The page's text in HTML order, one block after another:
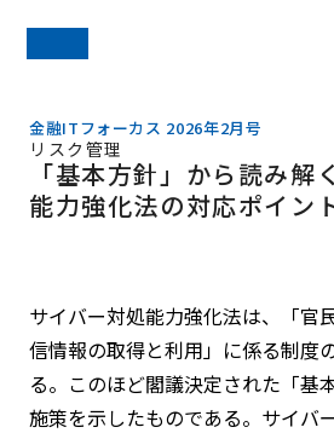
金融ITフォーカス 2026年2月号
リスク管理
「基本方針」から読み解
能力強化法の対応ポイン
サイバー対処能力強化法は、「官
信情報の取得と利用」に係る制度
る。このほど閣議決定された「基
施策を示したものである。サイバ